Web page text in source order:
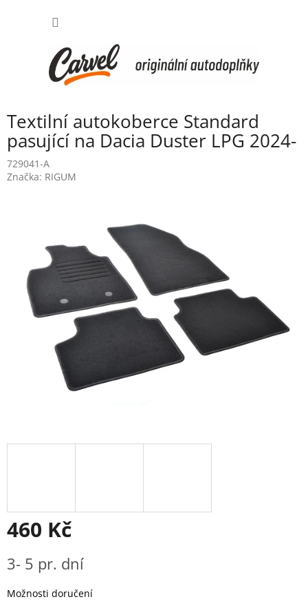
Textilní autokoberce Standard
pasující na Dacia Duster LPG 2024-
729041-A
Značka: RIGUM
460 Kč
cena:
3- 5 pr. dní
Možnosti doručení